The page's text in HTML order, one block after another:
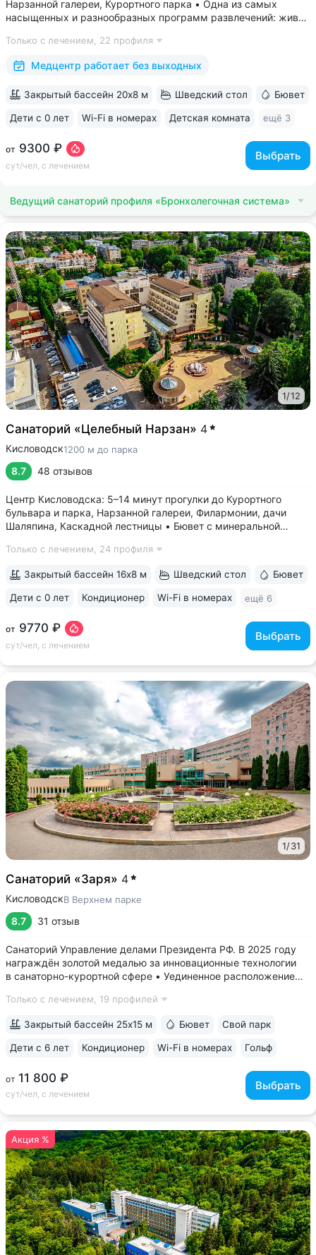
Нарзанной галереи, Курортного парка • Одна из самых
насыщенных и разнообразных программ развлечений: живая
стендап, мастер-классы по рисованию «эбру» и танцам
(бачата, восточные танцы)....
Только с лечением, 22 профиля
Медцентр работает без выходных
от 9300 ₽
сут/чел, с лечением
Выбрать
Закрытый бассейн 20х8 м Шведский стол Бювет
Дети с 0 лет Wi-Fi в номерах Детская комната ещё 3
Ведущий санаторий профиля «Бронхолегочная система»
1/12
Санаторий «Целебный Нарзан» 4
Кисловодск1200 м до парка
8.7 48 отзывов
Центр Кисловодска: 5–14 минут прогулки до Курортного
бульвара и парка, Нарзанной галереи, Филармонии, дачи
Шаляпина, Каскадной лестницы • Бювет с минеральной
«Славяновская» (Железноводск), «Ессентуки № 4» •
Только с лечением, 24 профиля
от 9770 ₽
сут/чел, с лечением
Выбрать
Закрытый бассейн 16х8 м Шведский стол Бювет
Дети с 0 лет Кондиционер Wi-Fi в номерах ещё 6
1/31
Санаторий «Заря» 4
КисловодскВ Верхнем парке
8.7 31 отзыв
Санаторий Управление делами Президента РФ. В 2025 году
награждён золотой медалью за инновационные технологии
в санаторно-курортной сфере • Уединенное расположение
микроклиматом на высоте 1000 м. Прямой выход
Только с лечением, 19 профилей
от 11 800 ₽
сут/чел, с лечением
Выбрать
Закрытый бассейн 25x15 м Бювет Свой парк
Дети с 6 лет Кондиционер Wi-Fi в номерах Гольф
ещё 6
Акция %